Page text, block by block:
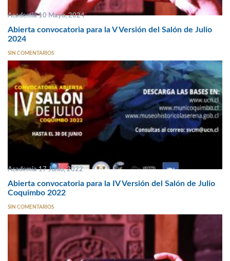
Academia 10 Mayo, 2024
Abierta convocatoria para la V Versión del Salón de Julio
2024
SIN COMENTARIOS
Academia 17 Junio, 2022
Abierta convocatoria para la IV Versión del Salón de Julio
Coquimbo 2022
SIN COMENTARIOS